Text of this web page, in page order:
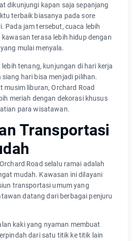
dikunjungi kapan saja sepanjang
terbaik biasanya pada sore
Pada jam tersebut, cuaca lebih
kawasan terasa lebih hidup dengan
mulai menyala.
tenang, kunjungan di hari kerja
hari bisa menjadi pilihan.
musim liburan, Orchard Road
meriah dengan dekorasi khusus
para wisatawan.
Transportasi
Road selalu ramai adalah
mudah. Kawasan ini dilayani
transportasi umum yang
datang dari berbagai penjuru
kaki yang nyaman membuat
dari satu titik ke titik lain